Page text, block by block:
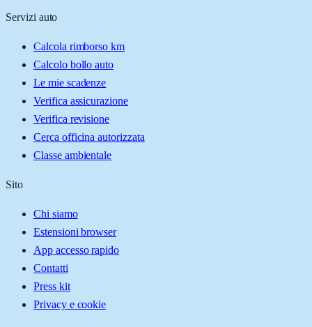
Servizi auto
Calcola rimborso km
Calcolo bollo auto
Le mie scadenze
Verifica assicurazione
Verifica revisione
Cerca officina autorizzata
Classe ambientale
Sito
Chi siamo
Estensioni browser
App accesso rapido
Contatti
Press kit
Privacy e cookie